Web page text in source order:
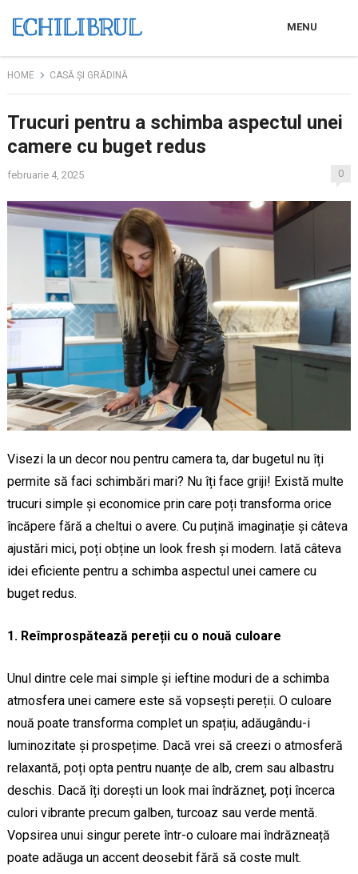
MENU
HOME CASĂ ȘI GRĂDINĂ
Trucuri pentru a schimba aspectul unei
camere cu buget redus
februarie 4, 2025 0
Visezi la un decor nou pentru camera ta, dar bugetul nu îți
permite să faci schimbări mari? Nu îți face griji! Există multe
trucuri simple și economice prin care poți transforma orice
încăpere fără a cheltui o avere. Cu puțină imaginație și câteva
ajustări mici, poți obține un look fresh și modern. Iată câteva
idei eficiente pentru a schimba aspectul unei camere cu
buget redus.
1. Reîmprospătează pereții cu o nouă culoare
Unul dintre cele mai simple și ieftine moduri de a schimba
atmosfera unei camere este să vopsești pereții. O culoare
nouă poate transforma complet un spațiu, adăugându-i
luminozitate și prospețime. Dacă vrei să creezi o atmosferă
relaxantă, poți opta pentru nuanțe de alb, crem sau albastru
deschis. Dacă îți dorești un look mai îndrăzneț, poți încerca
culori vibrante precum galben, turcoaz sau verde mentă.
Vopsirea unui singur perete într-o culoare mai îndrăzneață
poate adăuga un accent deosebit fără să coste mult.